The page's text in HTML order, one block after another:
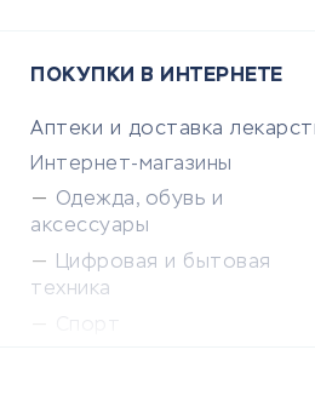
ПОКУПКИ В ИНТЕРНЕТЕ
Аптеки и доставка
Интернет-магазины
Одежда, обувь и
аксессуары
Цифровая и бытовая
техника